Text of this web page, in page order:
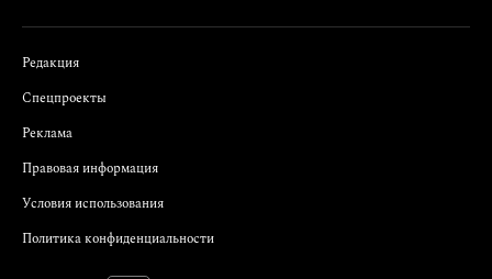
Редакция
Спецпроекты
Реклама
Правовая информация
Условия использования
Политика конфиденциальности